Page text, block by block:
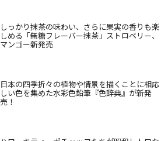
しっかり抹茶の味わい、さらに果実の香りも楽
しめる「無糖フレーバー抹茶」ストロベリー、
マンゴー新発売
日本の四季折々の植物や情景を描くことに相応
しい色を集めた水彩色鉛筆『色辞典』が新発
売！